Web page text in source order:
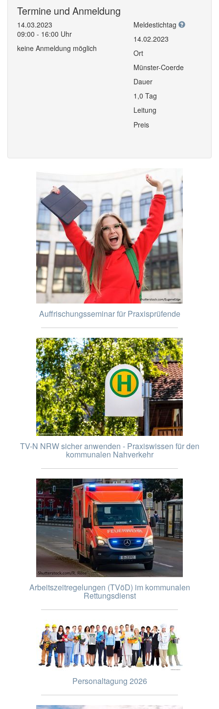
Termine und Anmeldung
14.03.2023
09:00 - 16:00 Uhr
keine Anmeldung möglich
Meldestichtag
14.02.2023
Ort
Münster-Coerde
Dauer
1,0 Tag
Leitung
Preis
Auffrischungsseminar für Praxisprüfende
TV-N NRW sicher anwenden - Praxiswissen für den
kommunalen Nahverkehr
Arbeitszeitregelungen (TVöD) im kommunalen
Rettungsdienst
Personaltagung 2026